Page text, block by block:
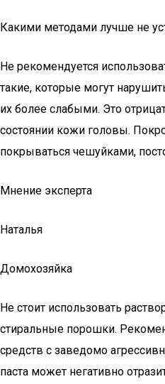
Какими методами лучше не
Не рекомендуется
такие, которые могут
их более слабыми. Это
состоянии кожи головы.
покрываться чешуйками,
Мнение эксперта
Наталья
Домохозяйка
Не стоит использовать
стиральные порошки.
средств с заведомо
паста может негативно